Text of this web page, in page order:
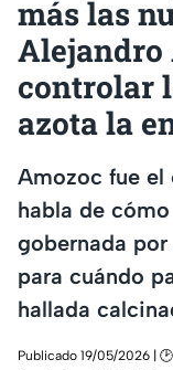
más las
Alejandro
controlar
azota la
Amozoc fue el
habla de
gobernada
para cuándo
hallada
Publicado 19/05/2026 | 🕑